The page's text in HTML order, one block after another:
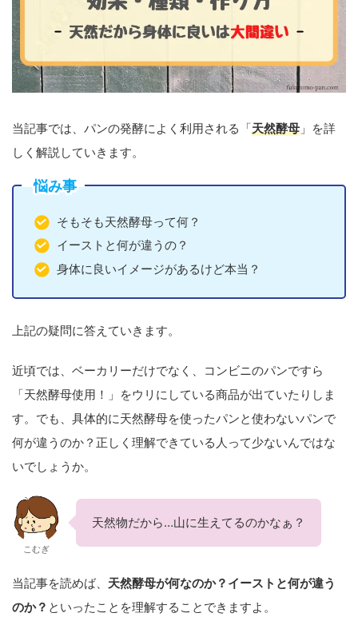
当記事では、パンの発酵によく利用される「天然酵母 」を詳
しく解説していきます。
悩み事
そもそも天然酵母って何？
イーストと何が違うの？
身体に良いイメージがあるけど本当？
上記の疑問に答えていきます。
近頃では、ベーカリーだけでなく、コンビニのパンですら
「天然酵母使用！」をウリにしている商品が出ていたりしま
す。でも、具体的に天然酵母を使ったパンと使わないパンで
何が違うのか？正しく理解できている人って少ないんではな
いでしょうか。
こむぎ
天然物だから…山に生えてるのかなぁ？
当記事を読めば、 天然酵母が何なのか？イーストと何が違う
のか？ といったことを理解することできますよ。